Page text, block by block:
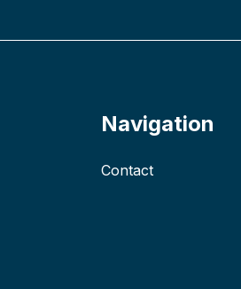
Navigation
Contact